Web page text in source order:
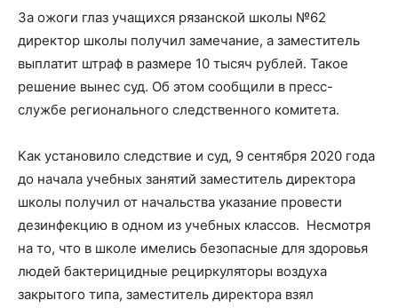
За ожоги глаз учащихся рязанской школы №62
директор школы получил замечание, а заместитель
выплатит штраф в размере 10 тысяч рублей. Такое
решение вынес суд. Об этом сообщили в пресс-
службе регионального следственного комитета.
Как установило следствие и суд, 9 сентября 2020 года
до начала учебных занятий заместитель директора
школы получил от начальства указание провести
дезинфекцию в одном из учебных классов. Несмотря
на то, что в школе имелись безопасные для здоровья
людей бактерицидные рециркуляторы воздуха
закрытого типа, заместитель директора взял